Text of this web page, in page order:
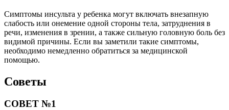
Симптомы инсульта у ребенка могут включать внезапную
слабость или онемение одной стороны тела, затруднения в
речи, изменения в зрении, а также сильную головную боль без
видимой причины. Если вы заметили такие симптомы,
необходимо немедленно обратиться за медицинской
помощью.
Советы
СОВЕТ №1